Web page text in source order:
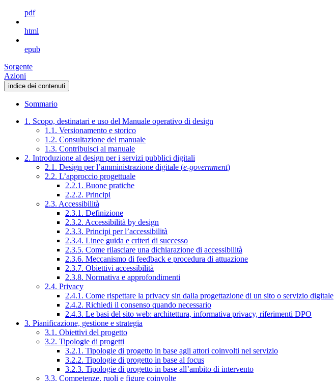
pdf
html
epub
Sorgente
Azioni
indice dei contenuti
Sommario
1. Scopo, destinatari e uso del Manuale operativo di design
1.1. Versionamento e storico
1.2. Consultazione del manuale
1.3. Contribuisci al manuale
2. Introduzione al design per i servizi pubblici digitali
2.1. Design per l’amministrazione digitale (e-government)
2.2. L’approccio progettuale
2.2.1. Buone pratiche
2.2.2. Principi
2.3. Accessibilità
2.3.1. Definizione
2.3.2. Accessibilità by design
2.3.3. Principi per l’accessibilità
2.3.4. Linee guida e criteri di successo
2.3.5. Come rilasciare una dichiarazione di accessibilità
2.3.6. Meccanismo di feedback e procedura di attuazione
2.3.7. Obiettivi accessibilità
2.3.8. Normativa e approfondimenti
2.4. Privacy
2.4.1. Come rispettare la privacy sin dalla progettazione di un sito o servizio digitale
2.4.2. Richiedi il consenso quando necessario
2.4.3. Le basi del sito web: architettura, informativa privacy, riferimenti DPO
3. Pianificazione, gestione e strategia
3.1. Obiettivi del progetto
3.2. Tipologie di progetti
3.2.1. Tipologie di progetto in base agli attori coinvolti nel servizio
3.2.2. Tipologie di progetto in base al focus
3.2.3. Tipologie di progetto in base all’ambito di intervento
3.3. Competenze, ruoli e figure coinvolte